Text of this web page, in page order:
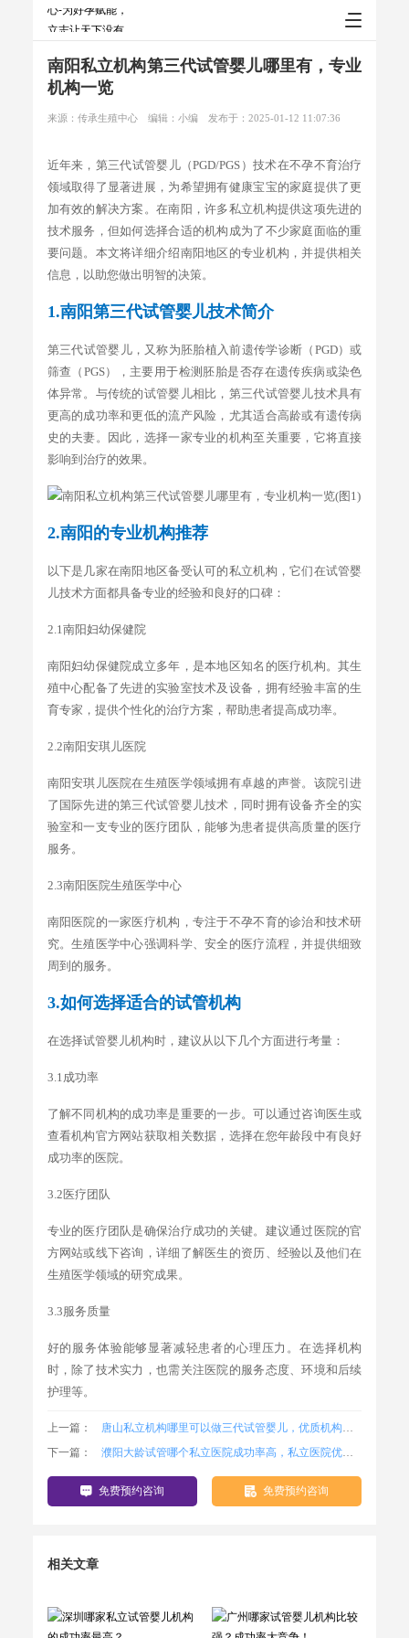
南阳私立机构第三代试管婴儿哪里有，专业
机构一览
来源：传承生殖中心 编辑：小编 发布于：2025-01-12 11:07:36
近年来，第三代试管婴儿（PGD/PGS）技术在不孕不育治疗
领域取得了显著进展，为希望拥有健康宝宝的家庭提供了更
加有效的解决方案。在南阳，许多私立机构提供这项先进的
技术服务，但如何选择合适的机构成为了不少家庭面临的重
要问题。本文将详细介绍南阳地区的专业机构，并提供相关
信息，以助您做出明智的决策。
1.南阳第三代试管婴儿技术简介
第三代试管婴儿，又称为胚胎植入前遗传学诊断（PGD）或
筛查（PGS），主要用于检测胚胎是否存在遗传疾病或染色
体异常。与传统的试管婴儿相比，第三代试管婴儿技术具有
更高的成功率和更低的流产风险，尤其适合高龄或有遗传病
史的夫妻。因此，选择一家专业的机构至关重要，它将直接
影响到治疗的效果。
2.南阳的专业机构推荐
以下是几家在南阳地区备受认可的私立机构，它们在试管婴
儿技术方面都具备专业的经验和良好的口碑：
2.1南阳妇幼保健院
南阳妇幼保健院成立多年，是本地区知名的医疗机构。其生
殖中心配备了先进的实验室技术及设备，拥有经验丰富的生
育专家，提供个性化的治疗方案，帮助患者提高成功率。
2.2南阳安琪儿医院
南阳安琪儿医院在生殖医学领域拥有卓越的声誉。该院引进
了国际先进的第三代试管婴儿技术，同时拥有设备齐全的实
验室和一支专业的医疗团队，能够为患者提供高质量的医疗
服务。
2.3南阳医院生殖医学中心
南阳医院的一家医疗机构，专注于不孕不育的诊治和技术研
究。生殖医学中心强调科学、安全的医疗流程，并提供细致
周到的服务。
3.如何选择适合的试管机构
在选择试管婴儿机构时，建议从以下几个方面进行考量：
3.1成功率
了解不同机构的成功率是重要的一步。可以通过咨询医生或
查看机构官方网站获取相关数据，选择在您年龄段中有良好
成功率的医院。
3.2医疗团队
专业的医疗团队是确保治疗成功的关键。建议通过医院的官
方网站或线下咨询，详细了解医生的资历、经验以及他们在
生殖医学领域的研究成果。
3.3服务质量
好的服务体验能够显著减轻患者的心理压力。在选择机构
时，除了技术实力，也需关注医院的服务态度、环境和后续
护理等。
上一篇：
唐山私立机构哪里可以做三代试管婴儿，优质机构名单公布
下一篇：
濮阳大龄试管哪个私立医院成功率高，私立医院优选指南
免费预约咨询 免费预约咨询
相关文章